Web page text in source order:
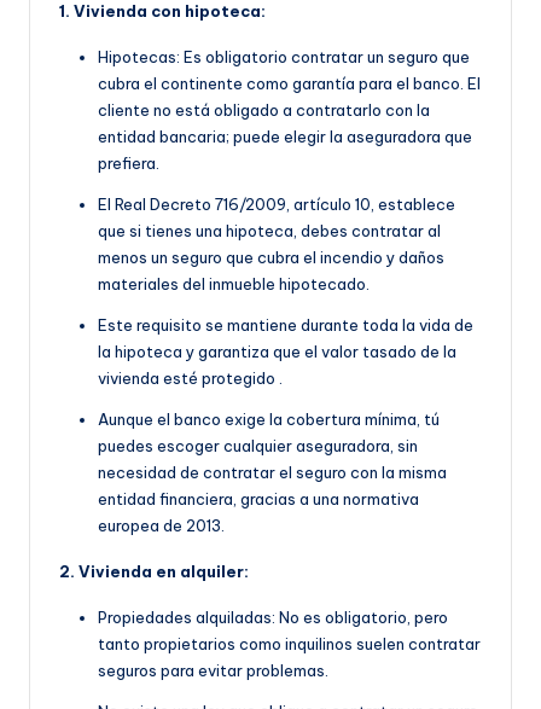
1. Vivienda con hipoteca:
Hipotecas: Es obligatorio contratar un seguro que
cubra el continente como garantía para el banco. El
cliente no está obligado a contratarlo con la
entidad bancaria; puede elegir la aseguradora que
prefiera.
El Real Decreto 716/2009, artículo 10, establece
que si tienes una hipoteca, debes contratar al
menos un seguro que cubra el incendio y daños
materiales del inmueble hipotecado.
Este requisito se mantiene durante toda la vida de
la hipoteca y garantiza que el valor tasado de la
vivienda esté protegido .
Aunque el banco exige la cobertura mínima, tú
puedes escoger cualquier aseguradora, sin
necesidad de contratar el seguro con la misma
entidad financiera, gracias a una normativa
europea de 2013.
2. Vivienda en alquiler:
Propiedades alquiladas: No es obligatorio, pero
tanto propietarios como inquilinos suelen contratar
seguros para evitar problemas.